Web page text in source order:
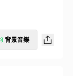
背景音樂